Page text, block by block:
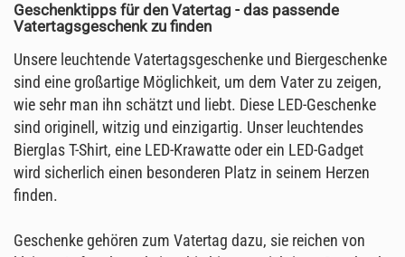
Geschenktipps für den Vatertag - das passende
Vatertagsgeschenk zu finden
Unsere leuchtende Vatertagsgeschenke und Biergeschenke
sind eine großartige Möglichkeit, um dem Vater zu zeigen,
wie sehr man ihn schätzt und liebt. Diese LED-Geschenke
sind originell, witzig und einzigartig. Unser leuchtendes
Bierglas T-Shirt, eine LED-Krawatte oder ein LED-Gadget
wird sicherlich einen besonderen Platz in seinem Herzen
finden.
Geschenke gehören zum Vatertag dazu, sie reichen von